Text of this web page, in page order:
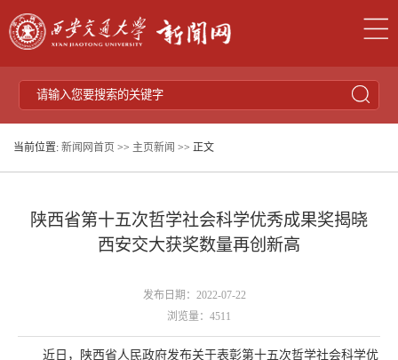
当前位置: 新闻网首页 >> 主页新闻 >> 正文
陕西省第十五次哲学社会科学优秀成果奖揭晓
西安交大获奖数量再创新高
发布日期：2022-07-22
浏览量： 4511
近日，陕西省人民政府发布关于表彰第十五次哲学社会科学优